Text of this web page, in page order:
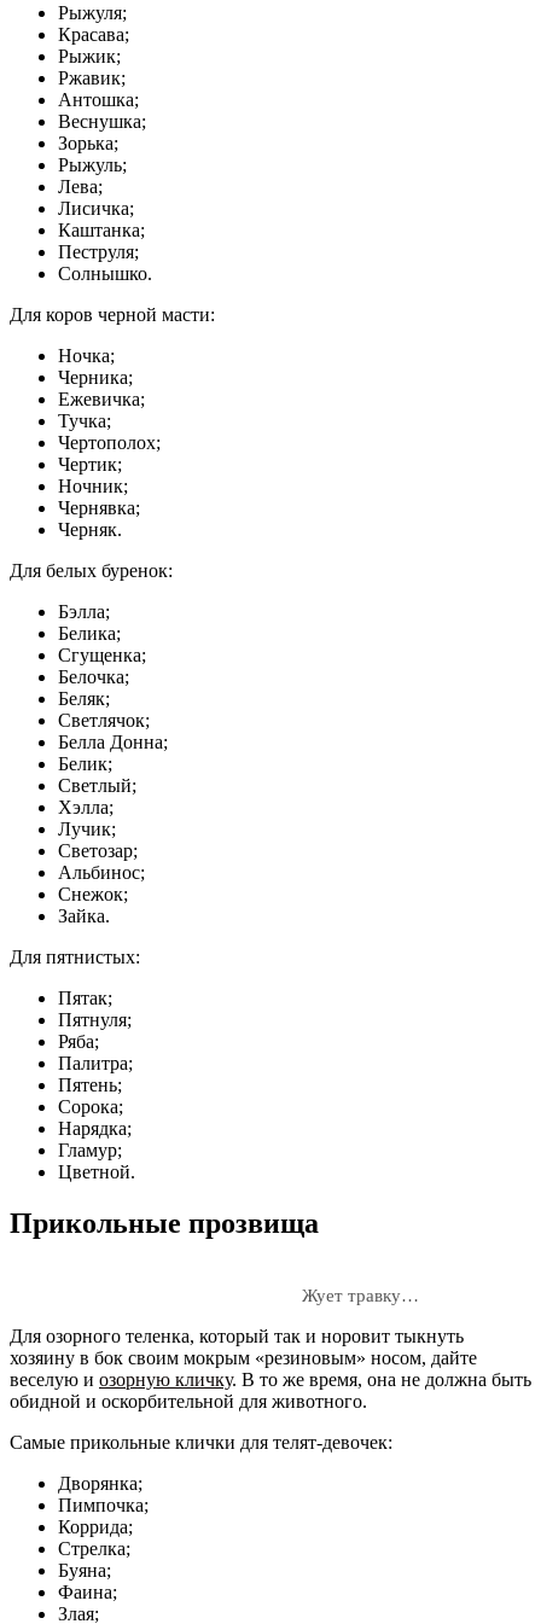
Рыжуля;
Красава;
Рыжик;
Ржавик;
Антошка;
Веснушка;
Зорька;
Рыжуль;
Лева;
Лисичка;
Каштанка;
Пеструля;
Солнышко.
Для коров черной масти:
Ночка;
Черника;
Ежевичка;
Тучка;
Чертополох;
Чертик;
Ночник;
Чернявка;
Черняк.
Для белых буренок:
Бэлла;
Белика;
Сгущенка;
Белочка;
Беляк;
Светлячок;
Белла Донна;
Белик;
Светлый;
Хэлла;
Лучик;
Светозар;
Альбинос;
Снежок;
Зайка.
Для пятнистых:
Пятак;
Пятнуля;
Ряба;
Палитра;
Пятень;
Сорока;
Нарядка;
Гламур;
Цветной.
Прикольные прозвища
Жует травку…
Для озорного теленка, который так и норовит тыкнуть
хозяину в бок своим мокрым «резиновым» носом, дайте
веселую и озорную кличку. В то же время, она не должна быть
обидной и оскорбительной для животного.
Самые прикольные клички для телят-девочек:
Дворянка;
Пимпочка;
Коррида;
Стрелка;
Буяна;
Фаина;
Злая;